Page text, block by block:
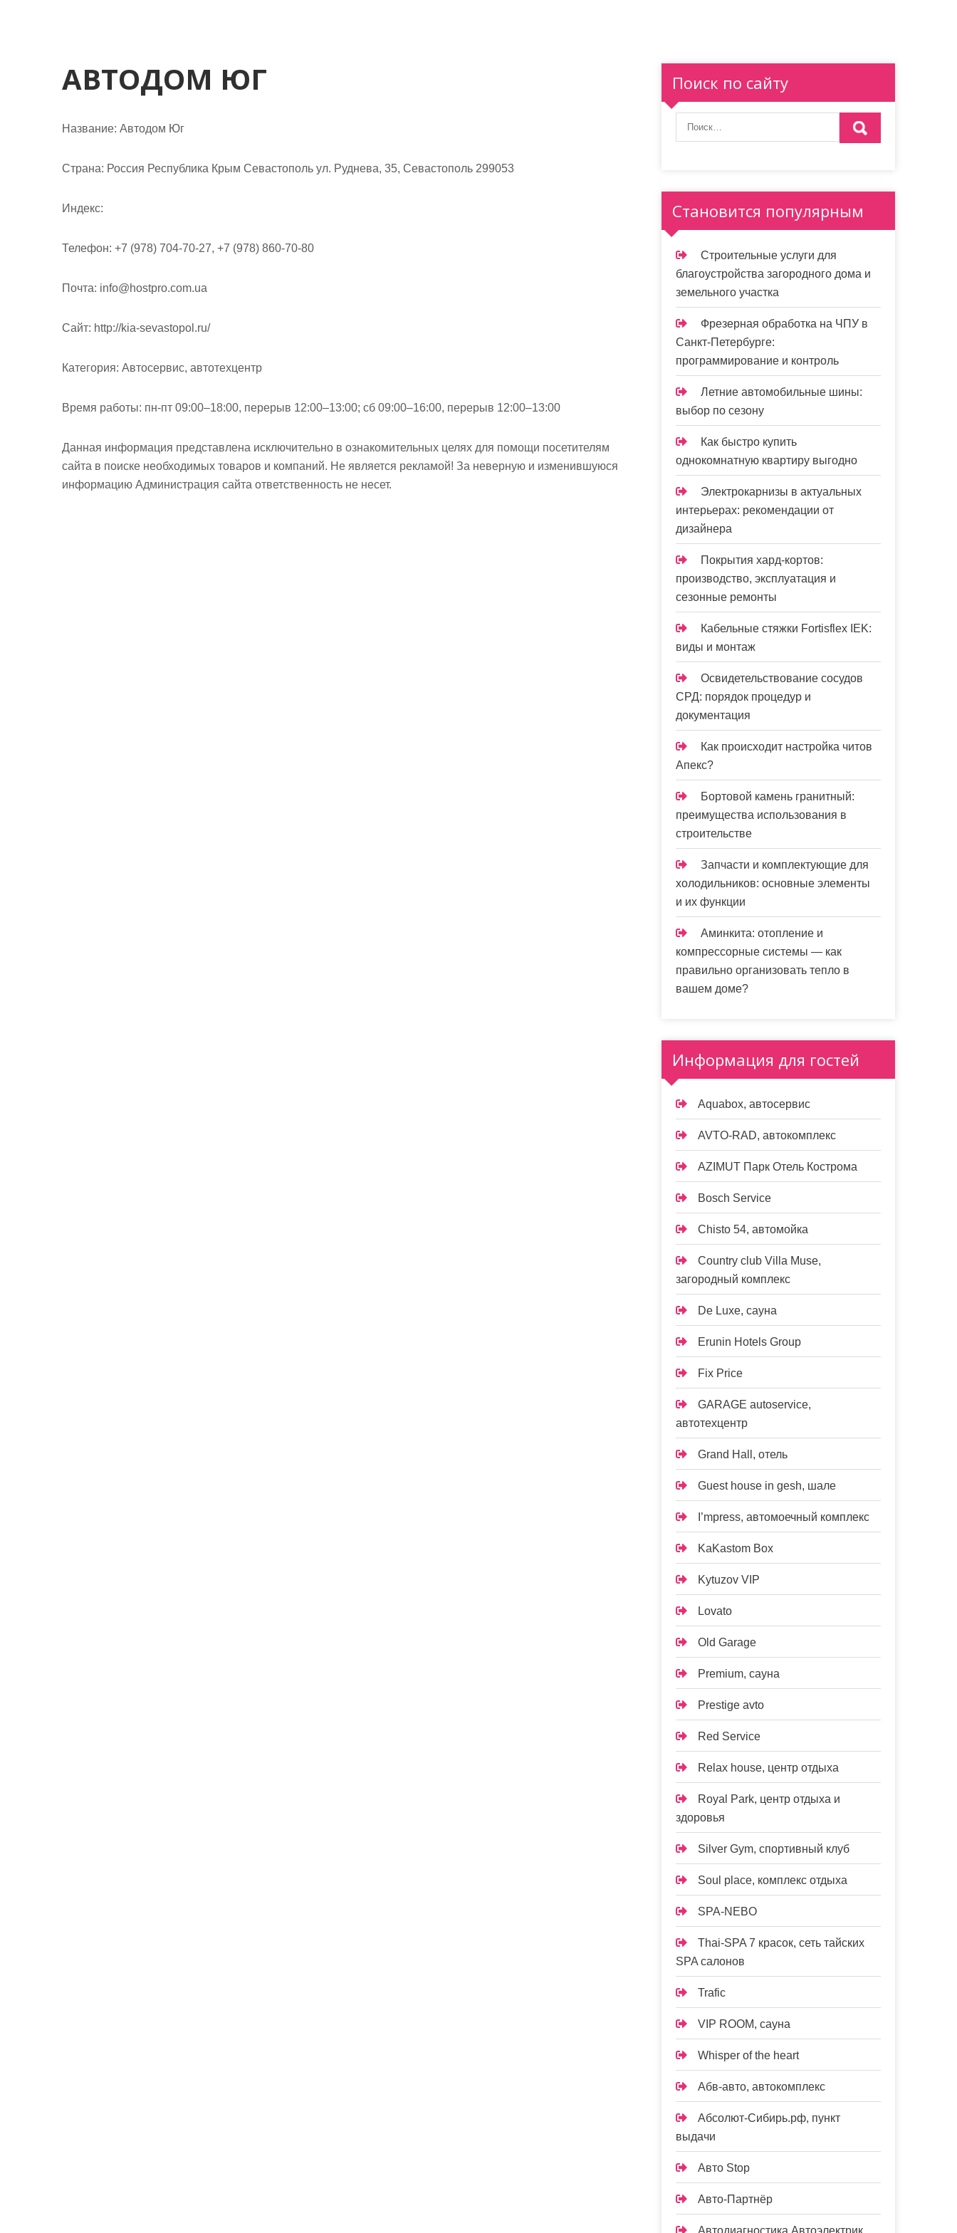
АВТОДОМ ЮГ
Название: Автодом Юг
Страна: Россия Республика Крым Севастополь ул. Руднева, 35, Севастополь 299053
Индекс:
Телефон: +7 (978) 704-70-27, +7 (978) 860-70-80
Почта: info@hostpro.com.ua
Cайт: http://kia-sevastopol.ru/
Категория: Автосервис, автотехцентр
Время работы: пн-пт 09:00–18:00, перерыв 12:00–13:00; сб 09:00–16:00, перерыв 12:00–13:00
Данная информация представлена исключительно в ознакомительных целях для помощи посетителям
сайта в поиске необходимых товаров и компаний. Не является рекламой! За неверную и изменившуюся
информацию Администрация сайта ответственность не несет.
Поиск по сайту
Становится популярным
Строительные услуги для
благоустройства загородного дома и
земельного участка
Фрезерная обработка на ЧПУ в
Санкт-Петербурге:
программирование и контроль
Летние автомобильные шины:
выбор по сезону
Как быстро купить
однокомнатную квартиру выгодно
Электрокарнизы в актуальных
интерьерах: рекомендации от
дизайнера
Покрытия хард-кортов:
производство, эксплуатация и
сезонные ремонты
Кабельные стяжки Fortisflex IEK:
виды и монтаж
Освидетельствование сосудов
СРД: порядок процедур и
документация
Как происходит настройка читов
Апекс?
Бортовой камень гранитный:
преимущества использования в
строительстве
Запчасти и комплектующие для
холодильников: основные элементы
и их функции
Аминкита: отопление и
компрессорные системы — как
правильно организовать тепло в
вашем доме?
Информация для гостей
Aquabox, автосервис
AVTO-RAD, автокомплекс
AZIMUT Парк Отель Кострома
Bosch Service
Chisto 54, автомойка
Country club Villa Muse,
загородный комплекс
De Luxe, сауна
Erunin Hotels Group
Fix Price
GARAGE autoservice,
автотехцентр
Grand Hall, отель
Guest house in gesh, шале
I’mpress, автомоечный комплекс
KaKastom Box
Kytuzov VIP
Lovato
Old Garage
Premium, сауна
Prestige avto
Red Service
Relax house, центр отдыха
Royal Park, центр отдыха и
здоровья
Silver Gym, спортивный клуб
Soul place, комплекс отдыха
SPA-NEBO
Thai-SPA 7 красок, сеть тайских
SPA салонов
Trafic
VIP ROOM, сауна
Whisper of the heart
Абв-авто, автокомплекс
Абсолют-Сибирь.рф, пункт
выдачи
Авто Stop
Авто-Партнёр
Автодиагностика Автоэлектрик